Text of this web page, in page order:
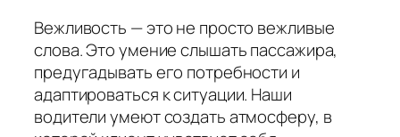
Вежливость — это не просто вежливые
слова. Это умение слышать пассажира,
предугадывать его потребности и
адаптироваться к ситуации. Наши
водители умеют создать атмосферу, в